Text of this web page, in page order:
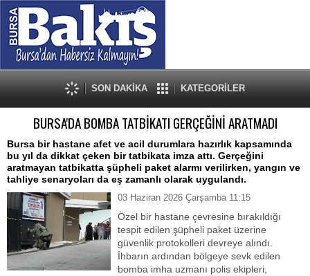
SON DAKİKA KATEGORİLER
BURSA'DA BOMBA TATBİKATI GERÇEĞİNİ ARATMADI
Bursa bir hastane afet ve acil durumlara hazırlık kapsamında
bu yıl da dikkat çeken bir tatbikata imza attı. Gerçeğini
aratmayan tatbikatta şüpheli paket alarmı verilirken, yangın ve
tahliye senaryoları da eş zamanlı olarak uygulandı.
03 Haziran 2026 Çarşamba 11:15
Özel bir hastane çevresine bırakıldığı
tespit edilen şüpheli paket üzerine
güvenlik protokolleri devreye alındı.
İhbarın ardından bölgeye sevk edilen
bomba imha uzmanı polis ekipleri,